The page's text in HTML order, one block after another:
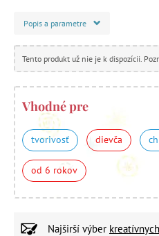
Popis a parametre
Tento produkt už nie je k dispozícii.
Vhodné pre
tvorivosť dievča
od 6 rokov
Najširší výber